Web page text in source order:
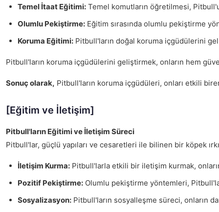
Temel İtaat Eğitimi: Temel komutların öğretilmesi,
Olumlu Pekiştirme: Eğitim sırasında olumlu pekiştirme
Koruma Eğitimi: Pitbull'ların doğal koruma içgüdülerini
Pitbull'ların koruma içgüdülerini geliştirmek, onların hem
Sonuç olarak, Pitbull'ların koruma içgüdüleri, onları etkili
[Eğitim ve İletişim]
Pitbull'ların Eğitimi ve İletişim Süreci
Pitbull'lar, güçlü yapıları ve cesaretleri ile bilinen bir köpek
İletişim Kurma: Pitbull'larla etkili bir iletişim kurmak,
Pozitif Pekiştirme: Olumlu pekiştirme yöntemleri,
Sosyalizasyon: Pitbull'ların sosyalleşme süreci, onların